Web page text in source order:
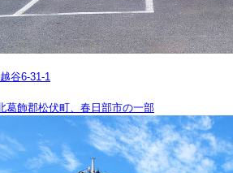
谷6-31-1
葛飾郡松伏町、春日部市の一部